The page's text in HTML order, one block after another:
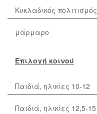
Κυκλαδικός πολιτισμός
μάρμαρο
Επιλογή κοινού
Παιδιά, ηλικίες 10-12
Παιδιά, ηλικίες 12,5-15